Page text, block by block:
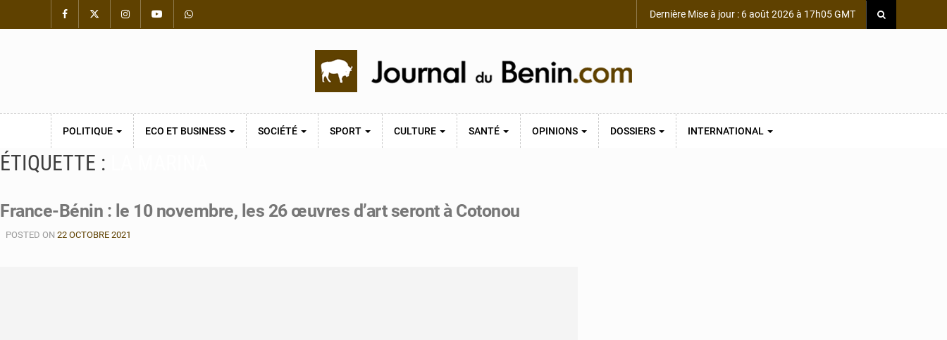
Dernière Mise à jour : 6 août 2026 à 17h05 GMT
POLITIQUE ECO ET BUSINESS SOCIÉTÉ SPORT CULTURE SANTÉ OPINIONS DOSSIERS INTERNATIONAL
ÉTIQUETTE :
France-Bénin : le 10 novembre, les 26 œuvres d’art seront à Cotonou
POSTED ON 22 OCTOBRE 2021